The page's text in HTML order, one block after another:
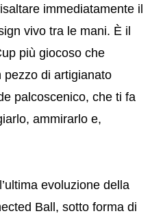
immediatamente il
vivo tra le mani. È il
più giocoso che
pezzo di artigianato
palcoscenico, che ti fa
ammirarlo e,
evoluzione della
Ball, sotto forma di